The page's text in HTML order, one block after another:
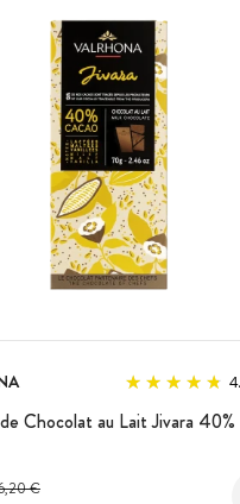
Chocolat au Lait Jivara
avant réduction :
€